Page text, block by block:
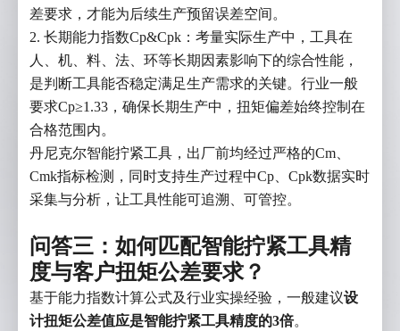
差要求，才能为后续生产预留误差空间。
2. 长期能力指数Cp&Cpk：考量实际生产中，工具在
人、机、料、法、环等长期因素影响下的综合性能，
是判断工具能否稳定满足生产需求的关键。行业一般
要求Cp≥1.33，确保长期生产中，扭矩偏差始终控制在
合格范围内。
丹尼克尔智能拧紧工具，出厂前均经过严格的Cm、
Cmk指标检测，同时支持生产过程中Cp、Cpk数据实时
采集与分析，让工具性能可追溯、可管控。
问答三：如何匹配智能拧紧工具精
度与客户扭矩公差要求？
基于能力指数计算公式及行业实操经验，一般建议设
计扭矩公差值应是智能拧紧工具精度的3倍。
报价 售前 售后 其他
* 姓名
* 电话
邮箱
公司
留言